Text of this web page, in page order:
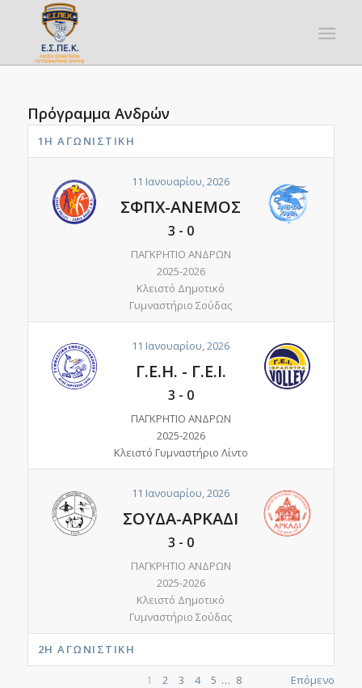
Πρόγραμμα Ανδρών
1Η ΑΓΩΝΙΣΤΙΚΉ
11 Ιανουαρίου, 2026
ΣΦΠΧ-ΑΝΕΜΟΣ
3 - 0
ΠΑΓΚΡΗΤΙΟ ΑΝΔΡΩΝ
2025-2026
Κλειστό Δημοτικό
Γυμναστήριο Σούδας
11 Ιανουαρίου, 2026
Γ.Ε.Η. - Γ.Ε.Ι.
3 - 0
ΠΑΓΚΡΗΤΙΟ ΑΝΔΡΩΝ
2025-2026
Κλειστό Γυμναστήριο Λίντο
11 Ιανουαρίου, 2026
ΣΟΥΔΑ-ΑΡΚΑΔΙ
3 - 0
ΠΑΓΚΡΗΤΙΟ ΑΝΔΡΩΝ
2025-2026
Κλειστό Δημοτικό
Γυμναστήριο Σούδας
2Η ΑΓΩΝΙΣΤΙΚΉ
1 2 3 4 5 … 8 Επόμενο